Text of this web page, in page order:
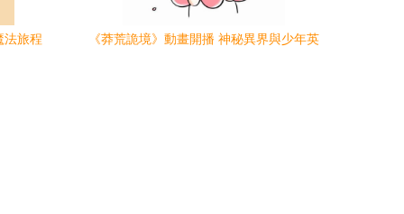
法旅程
《莽荒詭境》動畫開播 神秘異界與少年英